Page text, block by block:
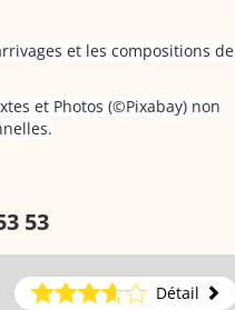
et les compositions de
et Photos (©Pixabay) non
53
Détail